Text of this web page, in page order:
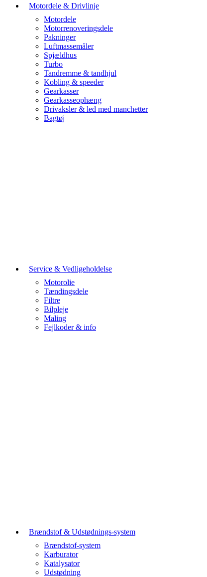
Motordele & Drivlinje
Motordele
Motorrenoveringsdele
Pakninger
Luftmassemåler
Spjældhus
Turbo
Tandremme & tandhjul
Kobling & speeder
Gearkasser
Gearkasseophæng
Drivaksler & led med manchetter
Bagtøj
Service & Vedligeholdelse
Motorolie
Tændingsdele
Filtre
Bilpleje
Maling
Fejlkoder & info
Brændstof & Udstødnings-system
Brændstof-system
Karburator
Katalysator
Udstødning